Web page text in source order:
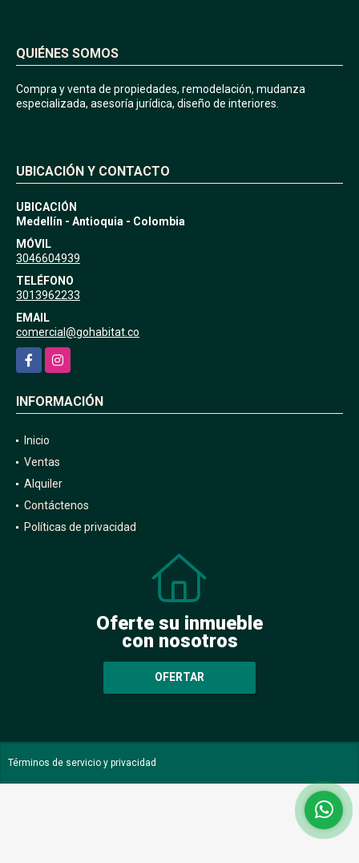
QUIÉNES SOMOS
Compra y venta de propiedades, remodelación, mudanza
especializada, asesoría jurídica, diseño de interiores.
UBICACIÓN Y CONTACTO
UBICACIÓN
Medellín - Antioquia - Colombia
MÓVIL
3046604939
TELÉFONO
3013962233
EMAIL
comercial@gohabitat.co
FacebookInstagram
INFORMACIÓN
Inicio
Ventas
Alquiler
Contáctenos
Políticas de privacidad
Oferte su inmueble
con nosotros
OFERTAR
Términos de servicio y privacidad